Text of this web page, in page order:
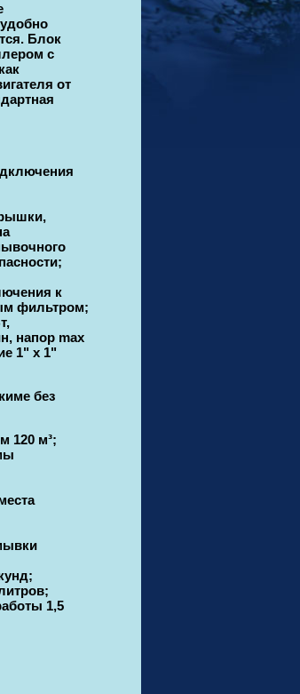
Блок
с
от
к
фильтром;
напор max
1" х 1"
без
120 м³;
1,5